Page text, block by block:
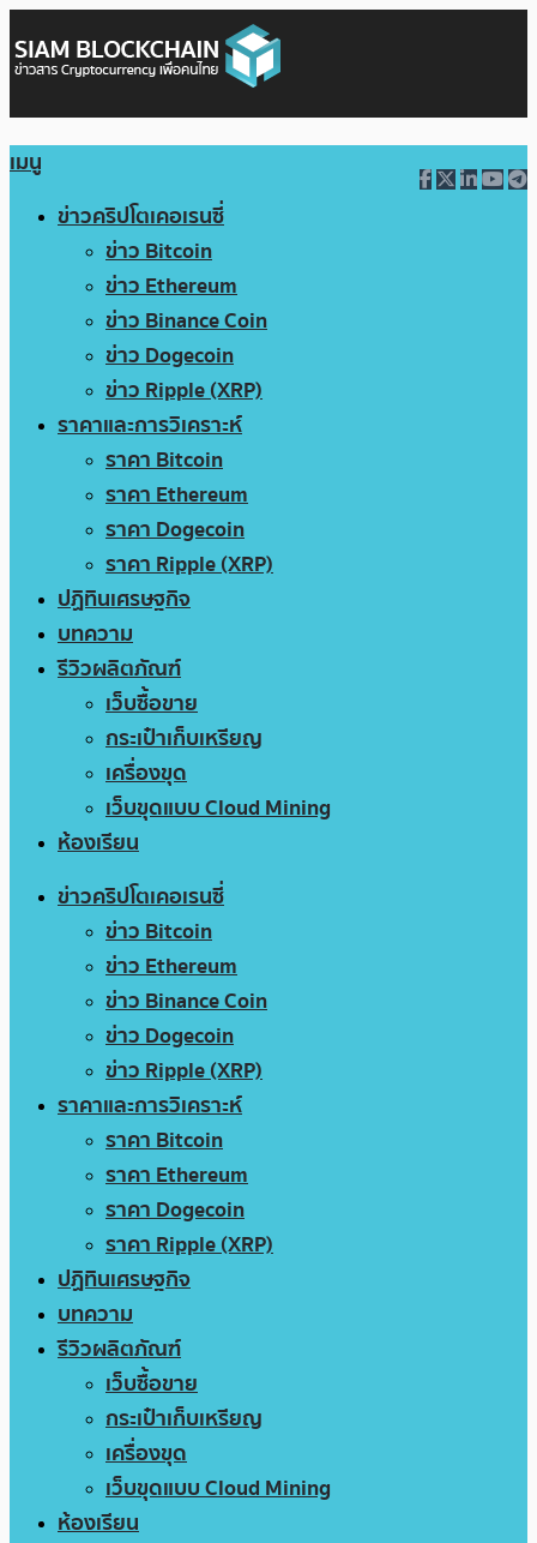
เมนู
ข่าวคริปโตเคอเรนซี่
ข่าว Bitcoin
ข่าว Ethereum
ข่าว Binance Coin
ข่าว Dogecoin
ข่าว Ripple (XRP)
ราคาและการวิเคราะห์
ราคา Bitcoin
ราคา Ethereum
ราคา Dogecoin
ราคา Ripple (XRP)
ปฏิทินเศรษฐกิจ
บทความ
รีวิวผลิตภัณฑ์
เว็บซื้อขาย
กระเป๋าเก็บเหรียญ
เครื่องขุด
เว็บขุดแบบ Cloud Mining
ห้องเรียน
ข่าวคริปโตเคอเรนซี่
ข่าว Bitcoin
ข่าว Ethereum
ข่าว Binance Coin
ข่าว Dogecoin
ข่าว Ripple (XRP)
ราคาและการวิเคราะห์
ราคา Bitcoin
ราคา Ethereum
ราคา Dogecoin
ราคา Ripple (XRP)
ปฏิทินเศรษฐกิจ
บทความ
รีวิวผลิตภัณฑ์
เว็บซื้อขาย
กระเป๋าเก็บเหรียญ
เครื่องขุด
เว็บขุดแบบ Cloud Mining
ห้องเรียน